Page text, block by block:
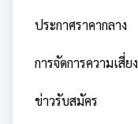
ประกาศราคากลาง
การจัดการความเสี่ยง
ข่าวรับสมัคร